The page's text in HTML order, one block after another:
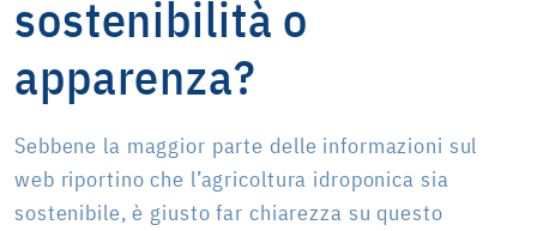
sostenibilità o
apparenza?
Sebbene la maggior parte delle informazioni sul
web riportino che l’agricoltura idroponica sia
sostenibile, è giusto far chiarezza su questo